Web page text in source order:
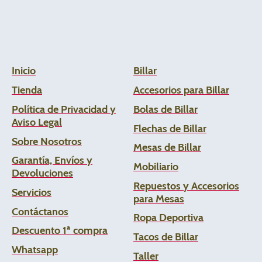
Inicio
Tienda
Política de Privacidad y
Aviso Legal
Sobre Nosotros
Garantía, Envíos y
Devoluciones
Servicios
Contáctanos
Descuento 1ª compra
Whatsapp
Billar
Accesorios para Billar
Bolas de Billar
Flechas de Billar
Mesas de Billar
Mobiliario
Repuestos y Accesorios
para Mesas
Ropa Deportiva
Tacos de Billar
Taller